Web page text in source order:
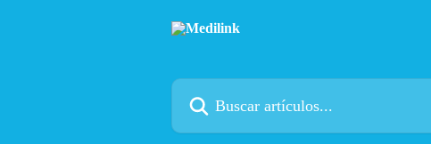
Buscar artículos...